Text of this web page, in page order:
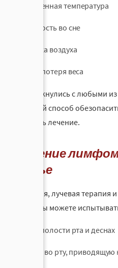
Повышенная температура
Потливость во сне
Нехватка воздуха
Резкая потеря веса
Если вы столкнулись с любыми
врачу. Лучший способ
скорее начать лечение.
Как лечение
здоровье
Химиотерапия, лучевая терапия
пациентов. Вы можете
Боль в полости рта и деснах
Сухость во рту,